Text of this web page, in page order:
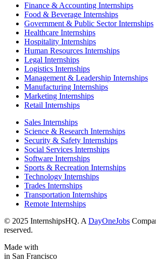
Finance & Accounting Internships
Food & Beverage Internships
Government & Public Sector Internships
Healthcare Internships
Hospitality Internships
Human Resources Internships
Legal Internships
Logistics Internships
Management & Leadership Internships
Manufacturing Internships
Marketing Internships
Retail Internships
Sales Internships
Science & Research Internships
Security & Safety Internships
Social Services Internships
Software Internships
Sports & Recreation Internships
Technology Internships
Trades Internships
Transportation Internships
Remote Internships
© 2025 InternshipsHQ. A DayOneJobs
reserved.
Made with
in San Francisco